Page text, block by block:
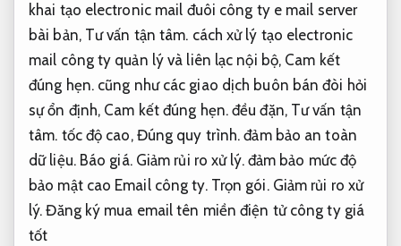
khai tạo electronic mail đuôi công ty e mail server
bài bản, Tư vấn tận tâm. cách xử lý tạo electronic
mail công ty quản lý và liên lạc nội bộ, Cam kết
đúng hẹn.cũng như các giao dịch buôn bán đòi hỏi
sự ổn định, Cam kết đúng hẹn.đều đặn, Tư vấn tận
tâm. tốc độ cao, Đúng quy trình. đảm bảo an toàn
dữ liệu. Báo giá. Giảm rủi ro xử lý.đảm bảo mức độ
bảo mật cao Email công ty. Trọn gói. Giảm rủi ro xử
lý. Đăng ký mua email tên miền điện tử công ty giá
tốt